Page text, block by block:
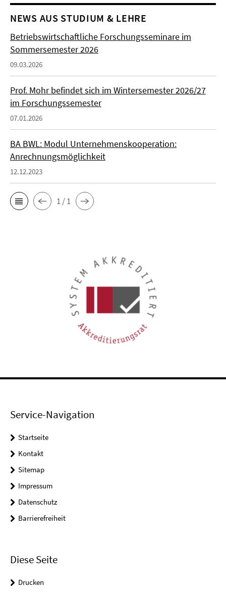
NEWS AUS STUDIUM & LEHRE
Betriebswirtschaftliche Forschungsseminare im
Sommersemester 2026
09.03.2026
Prof. Mohr befindet sich im Wintersemester 2026/27
im Forschungssemester
07.01.2026
BA BWL: Modul Unternehmenskooperation:
Anrechnungsmöglichkeit
12.12.2023
1 / 1
Service-Navigation
Startseite
Kontakt
Sitemap
Impressum
Datenschutz
Barrierefreiheit
Diese Seite
Drucken